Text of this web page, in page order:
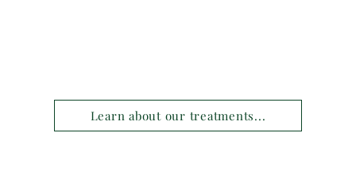
Learn about our treatments...